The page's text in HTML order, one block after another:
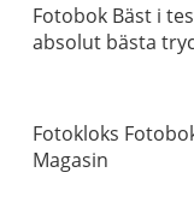
Fotobok Bäst i
absolut bästa
Fotokloks
Magasin